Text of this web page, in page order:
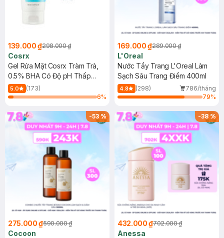
139.000 ₫298.000 ₫
Cosrx
Gel Rửa Mặt Cosrx Tràm Trà,
0.5% BHA Có Độ pH Thấp
150ml
5.0
(173)
6%
169.000 ₫289.000 ₫
L'Oreal
Nước Tẩy Trang L'Oreal Làm
Sạch Sâu Trang Điểm 400ml
4.8 (298)
786/tháng
79%
-53%
275.000 ₫590.000 ₫
Cocoon
-38%
432.000 ₫702.000 ₫
Anessa